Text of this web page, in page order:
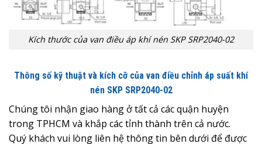
Kích thước của van điều áp khí nén SKP SRP2040-02
Thông số kỹ thuật và kích cỡ của van điều chỉnh áp suất khí
nén SKP SRP2040-02
Chúng tôi nhận giao hàng ở tất cả các quận huyện
trong TPHCM và khắp các tỉnh thành trên cả nước.
Quý khách vui lòng liên hệ thông tin bên dưới để được